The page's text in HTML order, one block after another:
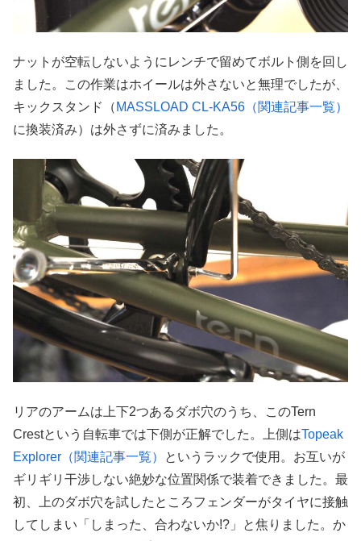
ナットが空転しないようにレンチで留めてボルト側を回し
ました。この作業はホイールは外さないと無理でしたが、
キックスタンド（ MASSLOAD CL-KA56（関連記事一覧）
に換装済み）は外さずに済みました。
リアのアームは上下2つあるダボ穴のうち、このTern
Crestという自転車では下側が正解でした。上側はTopeak
Explorer（関連記事一覧）
というラックで使用。お互いが
ギリギリ干渉しない絶妙な位置関係で装着できました。最
初、上のダボ穴を試したところフェンダーがタイヤに接触
してしまい「しまった、合わないか!?」と焦りました。か